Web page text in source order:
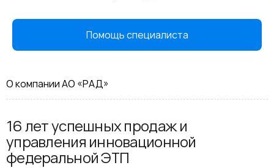
Помощь специалиста
О компании АО «РАД»
16 лет успешных продаж и
управления инновационной
федеральной ЭТП